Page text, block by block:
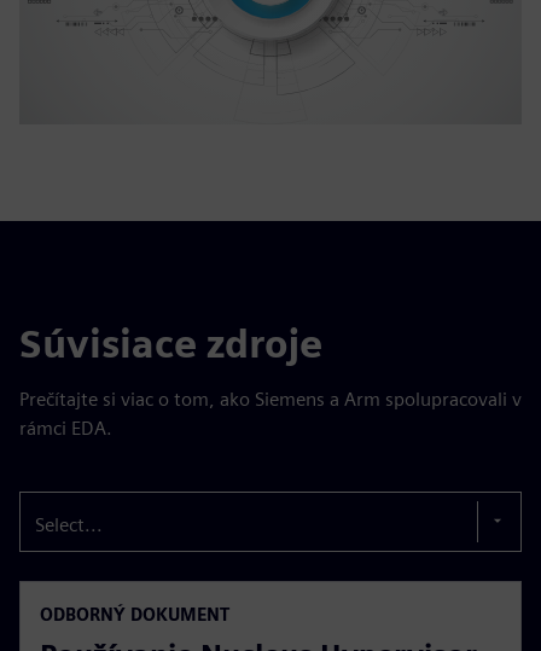
Súvisiace zdroje
Prečítajte si viac o tom, ako Siemens a Arm spolupracovali v
rámci EDA.
Select...
ODBORNÝ DOKUMENT